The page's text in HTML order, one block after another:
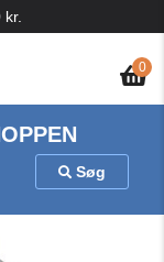
0
Søg